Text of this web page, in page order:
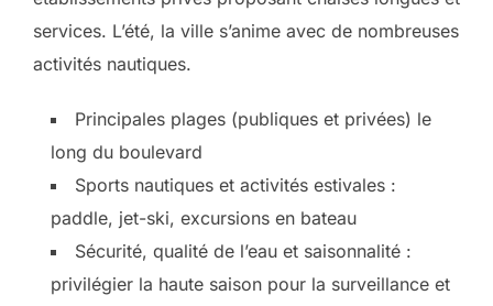
services. L’été, la ville s’anime avec de nombreuses
activités nautiques.
Principales plages (publiques et privées) le
long du boulevard
Sports nautiques et activités estivales :
paddle, jet-ski, excursions en bateau
Sécurité, qualité de l’eau et saisonnalité :
privilégier la haute saison pour la surveillance et